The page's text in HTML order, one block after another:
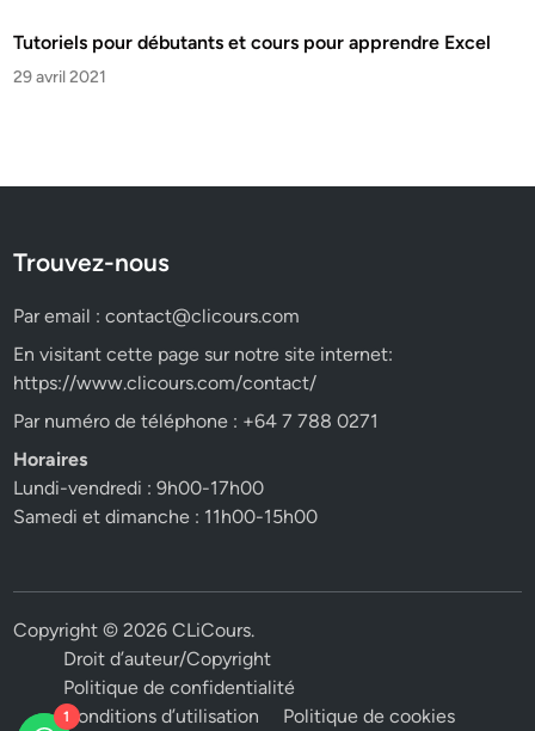
Tutoriels pour débutants et cours pour apprendre Excel
29 avril 2021
Trouvez-nous
Par email :contact@clicours.com
En visitant cette page sur notre site internet:
https://www.clicours.com/contact/
Par numéro de téléphone : +64 7 788 0271
Horaires
Lundi-vendredi : 9h00-17h00
Samedi et dimanche : 11h00-15h00
Copyright © 2026CLiCours.
Droit d’auteur/Copyright
Politique de confidentialité
Conditions d’utilisation
Politique de cookies
1